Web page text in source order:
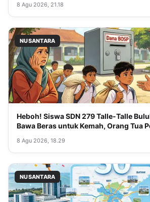
8 Agu 2026, 21.18
NUSANTARA
Heboh! Siswa SDN 279 Talle-Talle
Bawa Beras untuk Kemah, Orang Tua
8 Agu 2026, 18.29
NUSANTARA